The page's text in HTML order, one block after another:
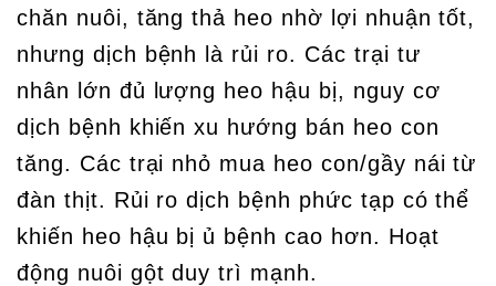
chăn nuôi, tăng thả heo nhờ lợi nhuận tốt,
nhưng dịch bệnh là rủi ro. Các trại tư
nhân lớn đủ lượng heo hậu bị, nguy cơ
dịch bệnh khiến xu hướng bán heo con
tăng. Các trại nhỏ mua heo con/gầy nái từ
đàn thịt. Rủi ro dịch bệnh phức tạp có thể
khiến heo hậu bị ủ bệnh cao hơn. Hoạt
động nuôi gột duy trì mạnh.